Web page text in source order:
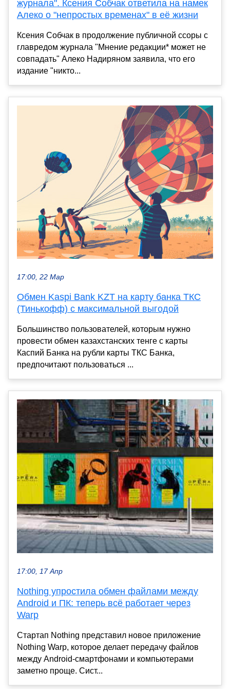
журнала". Ксения Собчак ответила на намек
Алеко о "непростых временах" в её жизни
Ксения Собчак в продолжение публичной ссоры с
главредом журнала "Мнение редакции* может не
совпадать" Алеко Надиряном заявила, что его
издание "никто...
17:00, 22 Мар
Обмен Kaspi Bank KZT на карту банка ТКС
(Тинькофф) с максимальной выгодой
Большинство пользователей, которым нужно
провести обмен казахстанских тенге с карты
Каспий Банка на рубли карты ТКС Банка,
предпочитают пользоваться ...
17:00, 17 Апр
Nothing упростила обмен файлами между
Android и ПК: теперь всё работает через
Warp
Стартап Nothing представил новое приложение
Nothing Warp, которое делает передачу файлов
между Android-смартфонами и компьютерами
заметно проще. Сист...